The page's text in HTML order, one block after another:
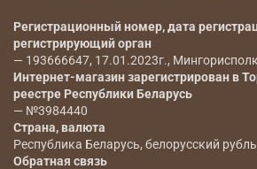
Регистрационный номер, дата
регистрирующий орган
— 193666647, 17.01.2023г.,
Интернет-магазин зарегистрирован в
реестре Республики Беларусь
— №3984440
Страна, валюта
Республика Беларусь, белорусский
Обратная связь